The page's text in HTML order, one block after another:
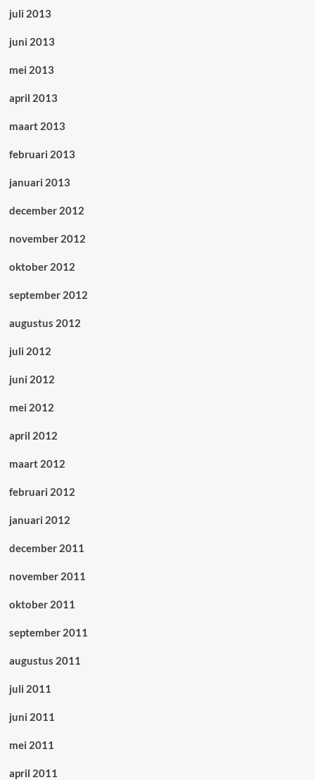
juli 2013
juni 2013
mei 2013
april 2013
maart 2013
februari 2013
januari 2013
december 2012
november 2012
oktober 2012
september 2012
augustus 2012
juli 2012
juni 2012
mei 2012
april 2012
maart 2012
februari 2012
januari 2012
december 2011
november 2011
oktober 2011
september 2011
augustus 2011
juli 2011
juni 2011
mei 2011
april 2011